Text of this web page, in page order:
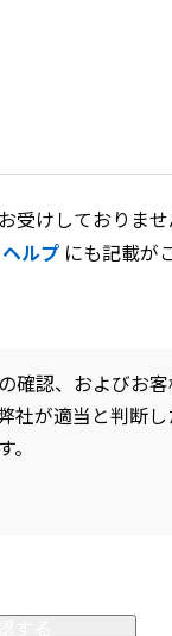
けしておりませ
ヘルプ にも記載が
確認、およびお
社が適当と判断